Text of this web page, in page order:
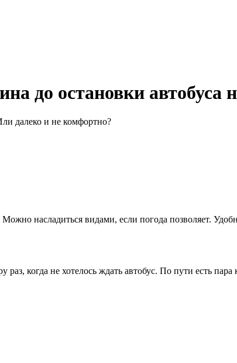
до остановки автобуса
далеко и не комфортно?
насладиться видами, если погода позволяет.
когда не хотелось ждать автобус. По пути есть пара